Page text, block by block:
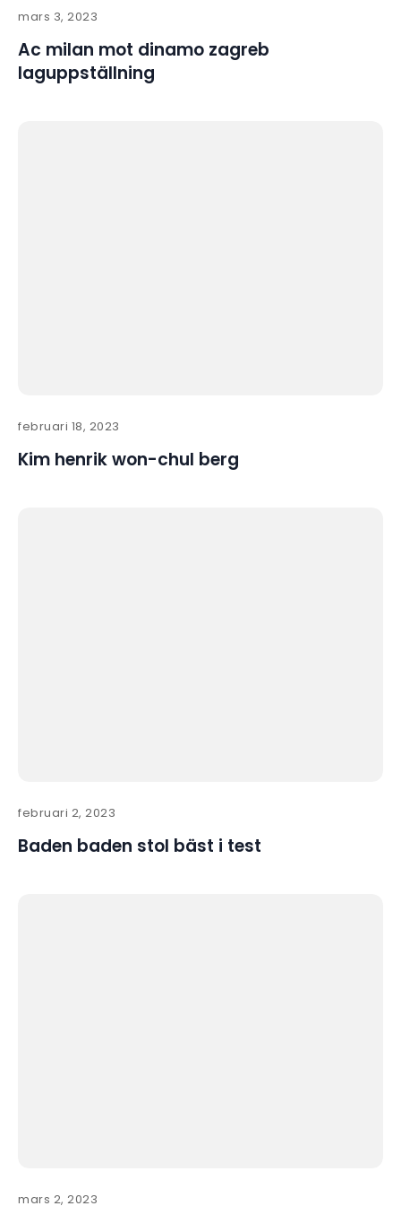
mars 3, 2023
Ac milan mot dinamo zagreb
laguppställning
februari 18, 2023
Kim henrik won-chul berg
februari 2, 2023
Baden baden stol bäst i test
mars 2, 2023